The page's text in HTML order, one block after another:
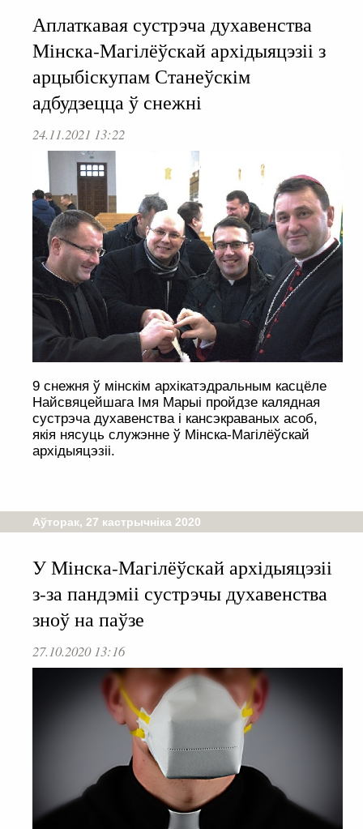
Аплаткавая сустрэча духавенства
Мінска-Магілёўскай архідыяцэзіі з
арцыбіскупам Станеўскім
адбудзецца ў снежні
24.11.2021 13:22
9 снежня ў мінскім архікатэдральным касцёле
Найсвяцейшага Імя Марыі пройдзе калядная
сустрэча духавенства і кансэкраваных асоб,
якія нясуць служэнне ў Мінска-Магілёўскай
архідыяцэзіі.
Аўторак, 27 кастрычніка 2020
У Мінска-Магілёўскай архідыяцэзіі
з-за пандэміі сустрэчы духавенства
зноў на паўзе
27.10.2020 13:16